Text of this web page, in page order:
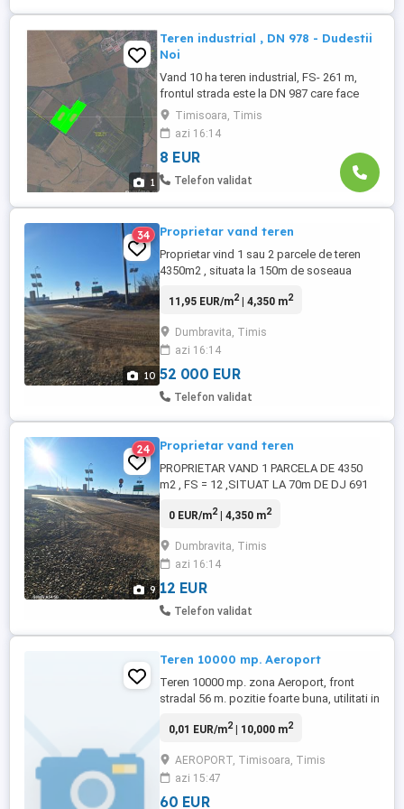
1
Teren industrial , DN 978 - Dudestii
Noi
Vand 10 ha teren industrial, FS- 261 m,
frontul strada este la DN 987 care face
legătura dintre Timișoara și Dudestii Noi.
Pret : 8 euro mp
Timisoara, Timis
azi 16:14
8 EUR
Telefon validat
10
34 Proprietar vand teren
Proprietar vind 1 sau 2 parcele de teren
4350m2 , situata la 150m de soseaua
la 800m de centura Timisoarei. Langa
m2) front stradal 12m, suprafata totala:
4350, Front stradal: 12 m
11,95 EUR/m2| 4,350 m2
Dumbravita, Timis
azi 16:14
52 000 EUR
Telefon validat
9
24 Proprietar vand teren
PROPRIETAR VAND 1 PARCELA DE 4350
m2 , FS = 12 ,SITUAT LA 70m DE DJ 691
CENTURA TIMISORII , 4 KM DE
STATIA DE BETON IDM , ESTE CURENT SI
ACCES. 12 EURO m2, suprafata totala:
4350 m2.
0 EUR/m2| 4,350 m2
Dumbravita, Timis
azi 16:14
12 EUR
Telefon validat
Teren 10000 mp. Aeroport
Teren 10000 mp. zona Aeroport, front
stradal 56 m. pozitie foarte buna, utilitati in
442227.
0,01 EUR/m2| 10,000 m2
AEROPORT, Timisoara, Timis
azi 15:47
60 EUR